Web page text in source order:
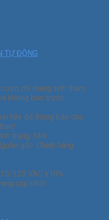
TỰ ĐỘNG
chỉ mang tính tham
không báo trước.
hãy để thông báo cho
trạng: Mới
gốc: Chính hãng
220 VAC ±10%
cập nhật